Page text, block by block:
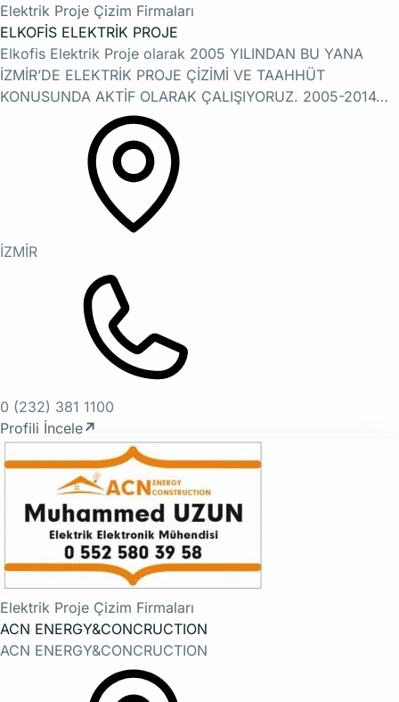
Elektrik Proje Çizim Firmaları
ELKOFİS ELEKTRİK PROJE
Elkofis Elektrik Proje olarak 2005 YILINDAN BU YANA
İZMİR’DE ELEKTRİK PROJE ÇİZİMİ VE TAAHHÜT
KONUSUNDA AKTİF OLARAK ÇALIŞIYORUZ. 2005-2014…
İZMİR
0 (232) 381 1100
Profili İncele↗
Elektrik Proje Çizim Firmaları
ACN ENERGY&CONCRUCTION
ACN ENERGY&CONCRUCTION